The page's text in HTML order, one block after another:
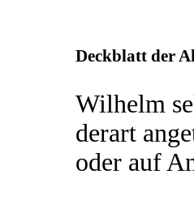
Deckblatt der
Wilhelm
derart
oder auf